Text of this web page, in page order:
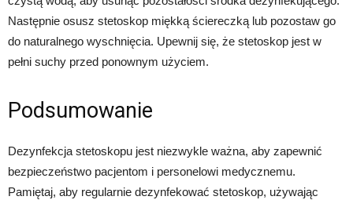
Następnie osusz stetoskop miękką ściereczką lub pozostaw go
do naturalnego wyschnięcia. Upewnij się, że stetoskop jest w
pełni suchy przed ponownym użyciem.
Podsumowanie
Dezynfekcja stetoskopu jest niezwykle ważna, aby zapewnić
bezpieczeństwo pacjentom i personelowi medycznemu.
Pamiętaj, aby regularnie dezynfekować stetoskop, używając